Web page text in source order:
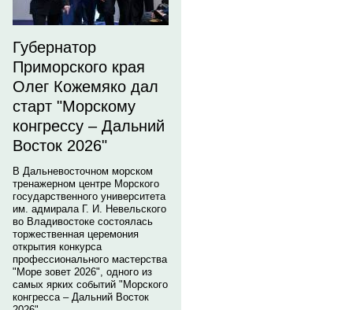
Губернатор
Приморского края
Олег Кожемяко дал
старт "Морскому
конгрессу – Дальний
Восток 2026"
В Дальневосточном морском
тренажерном центре Морского
государственного университета
им. адмирала Г. И. Невельского
во Владивостоке состоялась
торжественная церемония
открытия конкурса
профессионального мастерства
"Море зовет 2026", одного из
самых ярких событий "Морского
конгресса – Дальний Восток